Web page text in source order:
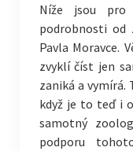
Níže jsou pro
podrobnosti od
Pavla Moravce.
zvyklí číst jen
zaniká a vymírá.
když je to teď i
samotný
podporu